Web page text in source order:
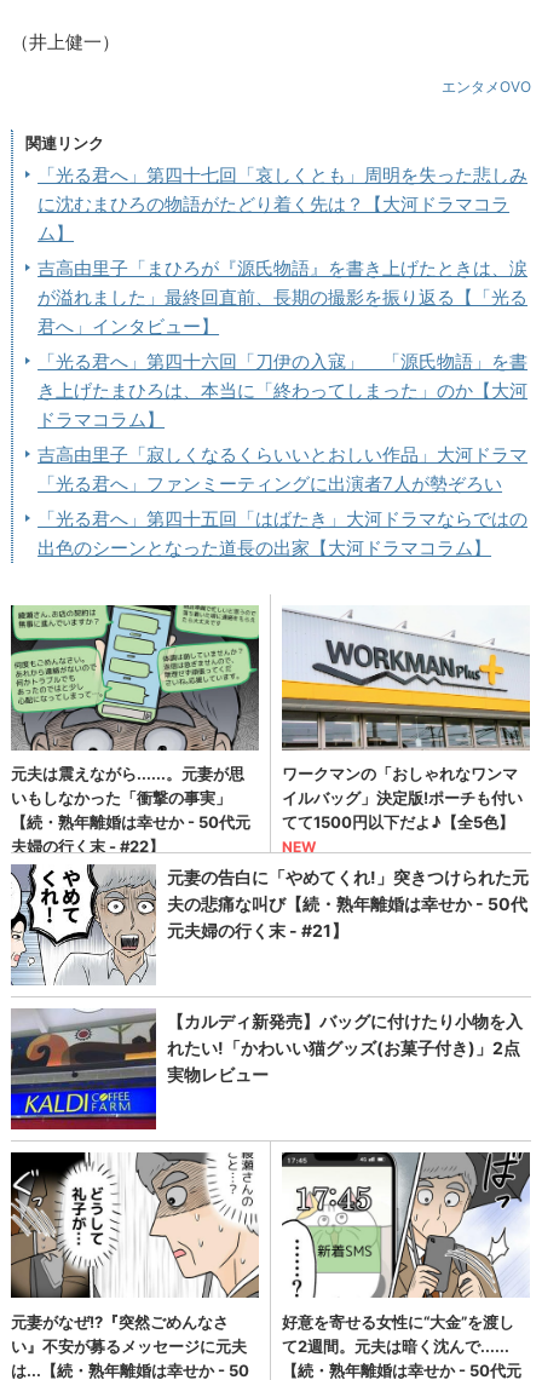
（井上健一）
エンタメOVO
関連リンク
「光る君へ」第四十七回「哀しくとも」周明を失った悲しみ
に沈むまひろの物語がたどり着く先は？【大河ドラマコラ
ム】
吉高由里子「まひろが『源氏物語』を書き上げたときは、涙
が溢れました」最終回直前、長期の撮影を振り返る【「光る
君へ」インタビュー】
「光る君へ」第四十六回「刀伊の入寇」 「源氏物語」を書
き上げたまひろは、本当に「終わってしまった」のか【大河
ドラマコラム】
吉高由里子「寂しくなるくらいいとおしい作品」大河ドラマ
「光る君へ」ファンミーティングに出演者7人が勢ぞろい
「光る君へ」第四十五回「はばたき」大河ドラマならではの
出色のシーンとなった道長の出家【大河ドラマコラム】